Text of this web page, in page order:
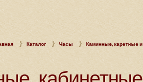
Каталог Часы Каминные, каретные